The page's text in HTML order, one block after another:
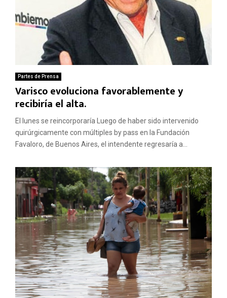
Partes de Prensa
Varisco evoluciona favorablemente y
recibiría el alta.
El lunes se reincorporaría Luego de haber sido intervenido
quirúrgicamente con múltiples by pass en la Fundación
Favaloro, de Buenos Aires, el intendente regresaría a...